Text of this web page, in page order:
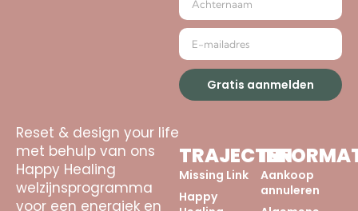
Gratis aanmelden
Reset & design your life
met behulp van ons
Happy Healing
welzijnsprogramma
voor een energiek en
TRAJECTEN
Missing Link
Happy
Aankoop
annuleren